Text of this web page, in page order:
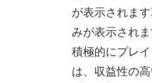
が表示されま
みが表示され
積極的にプレ
は、収益性の